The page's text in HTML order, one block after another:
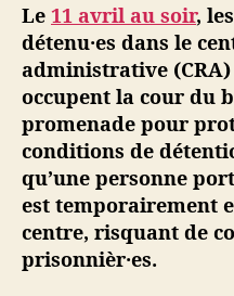
Le 11 avril au soir,
détenu·es dans le
administrative
occupent la cour du
promenade pour
conditions de
qu’une personne
est temporairement
centre, risquant de
prisonnièr·es.